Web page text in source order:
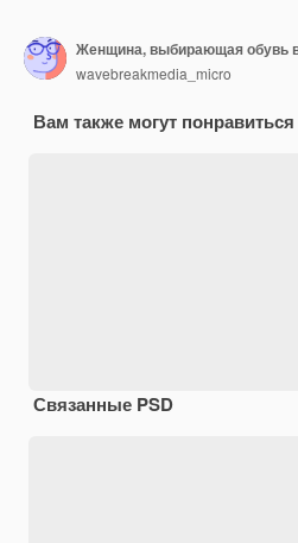
Женщина, выбирающая обувь
wavebreakmedia_micro
Вам также могут
Связанные PSD